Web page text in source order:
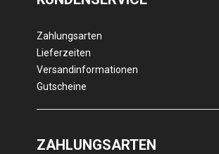
Zahlungsarten
Lieferzeiten
Versandinformationen
Gutscheine
ZAHLUNGSARTEN